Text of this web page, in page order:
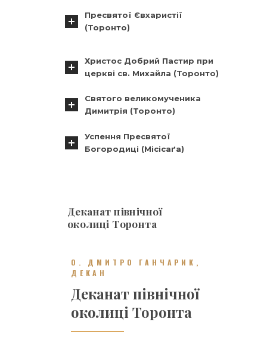
Пресвятої Євхаристії
(Торонто)
Христос Добрий Пастир при
церкві св. Михайла (Торонто)
Святого великомученика
Димитрія (Торонто)
Успення Пресвятої
Богородиці (Місісаґа)
Деканат північної
околиці Торонта
О. ДМИТРО ГАНЧАРИК,
ДЕКАН
Деканат північної
околиці Торонта